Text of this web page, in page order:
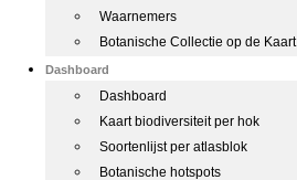
Waarnemers
Botanische Collectie op de Kaart
Dashboard
Dashboard
Kaart biodiversiteit per hok
Soortenlijst per atlasblok
Botanische hotspots